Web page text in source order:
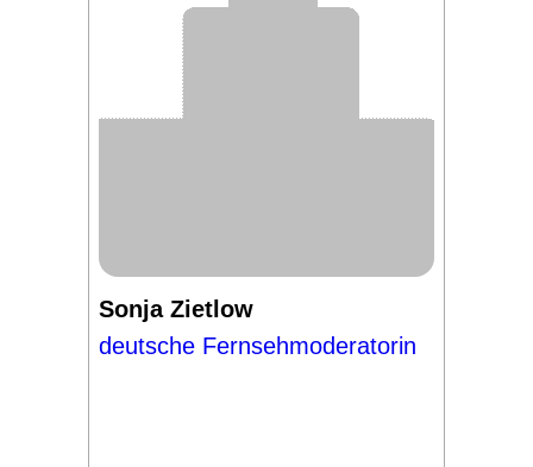
Sonja Zietlow
deutsche Fernsehmoderatorin